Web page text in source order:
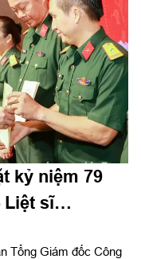
kỷ niệm 79
Liệt sĩ
Tổng Giám đốc Công